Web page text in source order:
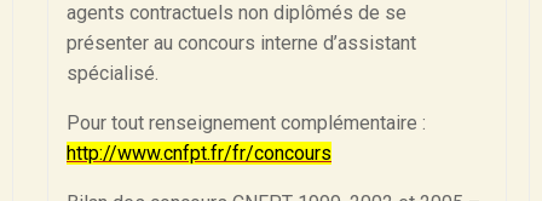
agents contractuels non diplômés de se
présenter au concours interne d’assistant
spécialisé.
Pour tout renseignement complémentaire :
http://www.cnfpt.fr/fr/concours